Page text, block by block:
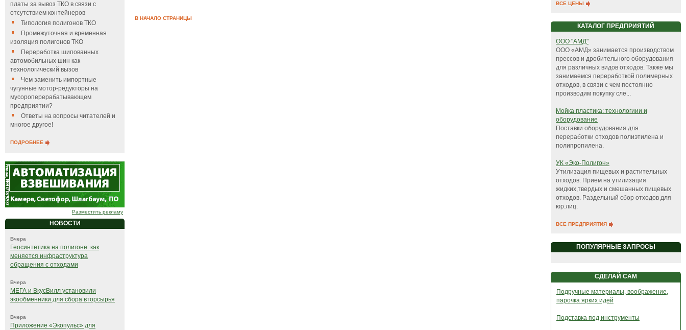
платы за вывоз ТКО в связи с
отсутствием контейнеров
Типология полигонов ТКО
Промежуточная и временная
изоляция полигонов ТКО
Переработка шипованных
автомобильных шин как
технологический вызов
Чем заменить импортные
чугунные мотор-редукторы на
мусороперерабатывающем
предприятии?
Ответы на вопросы читателей и
многое другое!
ПОДРОБНЕЕ
Разместить рекламу
НОВОСТИ
Вчера
Геосинтетика на полигоне: как
меняется инфраструктура
обращения с отходами
Вчера
МЕГА и ВкусВилл установили
экообменники для сбора вторсырья
Вчера
Приложение «Экопульс» для
В НАЧАЛО СТРАНИЦЫ
ВСЕ ЦЕНЫ
КАТАЛОГ ПРЕДПРИЯТИЙ
ООО "АМД"
ООО «AМД» занимается производством
прессов и дробительного оборудования
для различных видов отходов. Также мы
занимаемся переработкой полимерных
отходов, в связи с чем постоянно
производим покупку сле...
Мойка пластика: технологиии и
оборудование
Поставки оборудования для
переработки отходов полиэтилена и
полипропилена.
УК «Эко-Полигон»
Утилизация пищевых и растительных
отходов. Прием на утилизация
жидких,твердых и смешанных пищевых
отходов. Раздельный сбор отходов для
юр.лиц.
ВСЕ ПРЕДПРИЯТИЯ
ПОПУЛЯРНЫЕ ЗАПРОСЫ
СДЕЛАЙ САМ
Подручные материалы, воображение,
парочка ярких идей
Подставка под инструменты